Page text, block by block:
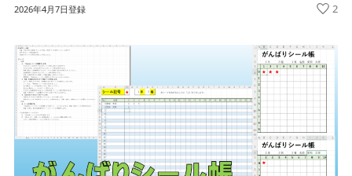
2026年4月7日登録
2